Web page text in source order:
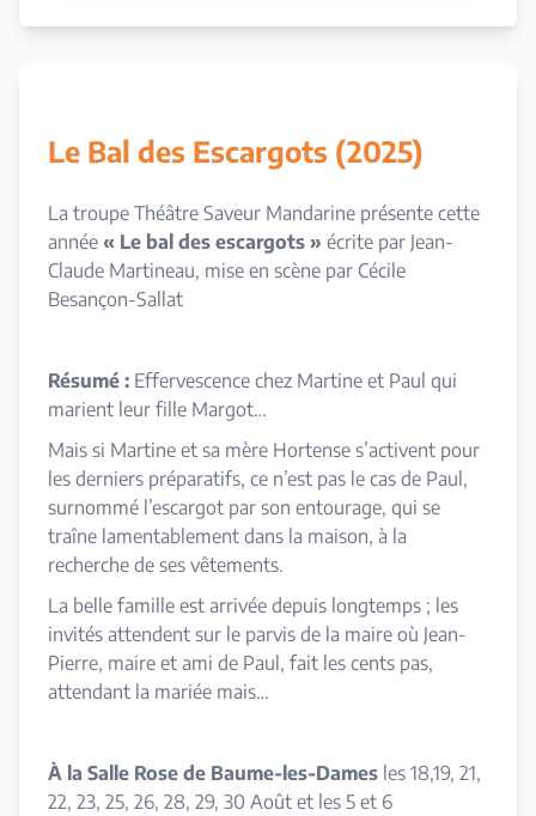
Le Bal des Escargots (2025)
La troupe Théâtre Saveur Mandarine présente cette
année « Le bal des escargots » écrite par Jean-
Claude Martineau, mise en scène par Cécile
Besançon-Sallat
Résumé : Effervescence chez Martine et Paul qui
marient leur fille Margot…
Mais si Martine et sa mère Hortense s’activent pour
les derniers préparatifs, ce n’est pas le cas de Paul,
surnommé l’escargot par son entourage, qui se
traîne lamentablement dans la maison, à la
recherche de ses vêtements.
La belle famille est arrivée depuis longtemps ; les
invités attendent sur le parvis de la maire où Jean-
Pierre, maire et ami de Paul, fait les cents pas,
attendant la mariée mais…
À la Salle Rose de Baume-les-Dames les 18,19, 21,
22, 23, 25, 26, 28, 29, 30 Août et les 5 et 6